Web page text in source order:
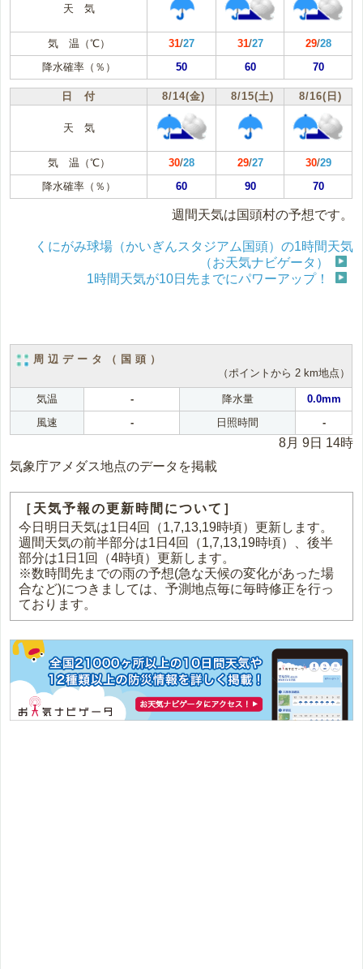
天 気
気 温（℃） 31/27 31/27 29/28
降水確率（％）
50 60 70
日 付 8/14(金) 8/15(土) 8/16(日)
天 気
気 温（℃） 30/28 29/27 30/29
降水確率（％）
60 90 70
週間天気は国頭村の予想です。
くにがみ球場（かいぎんスタジアム国頭）の1時間天気
（お天気ナビゲータ）
1時間天気が10日先までにパワーアップ！
周辺データ（国頭）
（ポイントから 2 km地点）
気温 - 降水量
0.0mm
風速
- 日照時間 -
8月 9日 14時
気象庁アメダス地点のデータを掲載
［天気予報の更新時間について］
今日明日天気は1日4回（1,7,13,19時頃）更新します。
週間天気の前半部分は1日4回（1,7,13,19時頃）、後半
部分は1日1回（4時頃）更新します。
※数時間先までの雨の予想(急な天候の変化があった場
合など)につきましては、予測地点毎に毎時修正を行っ
ております。